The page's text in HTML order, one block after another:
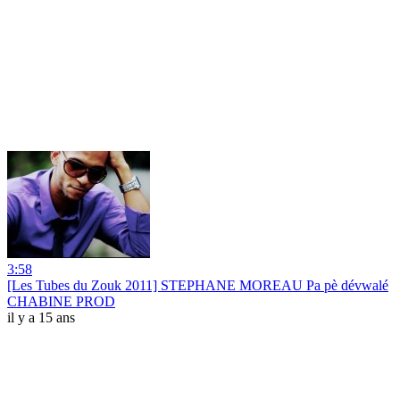
3:58
[Les Tubes du Zouk 2011] STEPHANE MOREAU Pa pè dévwalé
CHABINE PROD
il y a 15 ans